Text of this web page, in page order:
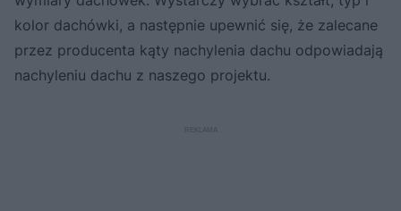
kolor dachówki, a następnie upewnić się, że zalecane
przez producenta kąty nachylenia dachu odpowiadają
nachyleniu dachu z naszego projektu.